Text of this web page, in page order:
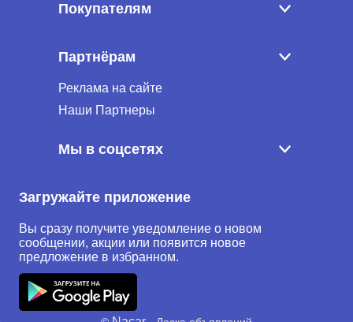
Покупателям
Партнёрам
Реклама на сайте
Наши Партнеры
Мы в соцсетях
Загружайте приложение
Вы сразу получите уведомление о новом
сообщении, акции или появится новое
предложение в избранном.